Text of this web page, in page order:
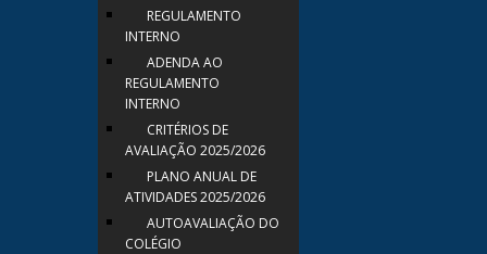
REGULAMENTO
INTERNO
ADENDA AO
REGULAMENTO
INTERNO
CRITÉRIOS DE
AVALIAÇÃO 2025/2026
PLANO ANUAL DE
ATIVIDADES 2025/2026
AUTOAVALIAÇÃO DO
COLÉGIO